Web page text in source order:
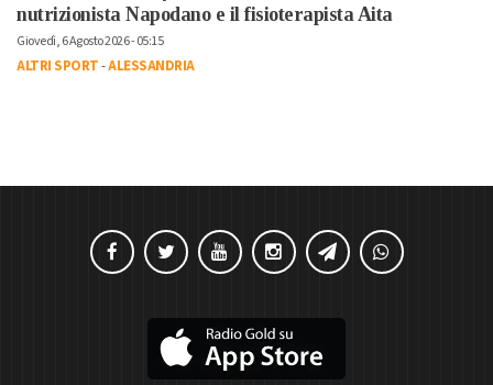
nutrizionista Napodano e il fisioterapista Aita
Giovedì, 6 Agosto 2026 - 05:15
ALTRI SPORT-ALESSANDRIA